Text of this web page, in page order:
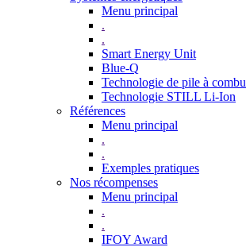
Menu principal
.
.
Smart Energy Unit
Blue-Q
Technologie de pile à
Technologie STILL Li-Ion
Références
Menu principal
.
.
Exemples pratiques
Nos récompenses
Menu principal
.
.
IFOY Award